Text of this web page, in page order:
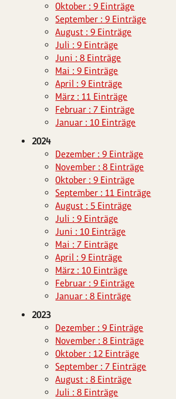
Oktober : 9 Einträge
September : 9 Einträge
August : 9 Einträge
Juli : 9 Einträge
Juni : 8 Einträge
Mai : 9 Einträge
April : 9 Einträge
März : 11 Einträge
Februar : 7 Einträge
Januar : 10 Einträge
2024
Dezember : 9 Einträge
November : 8 Einträge
Oktober : 9 Einträge
September : 11 Einträge
August : 5 Einträge
Juli : 9 Einträge
Juni : 10 Einträge
Mai : 7 Einträge
April : 9 Einträge
März : 10 Einträge
Februar : 9 Einträge
Januar : 8 Einträge
2023
Dezember : 9 Einträge
November : 8 Einträge
Oktober : 12 Einträge
September : 7 Einträge
August : 8 Einträge
Juli : 8 Einträge